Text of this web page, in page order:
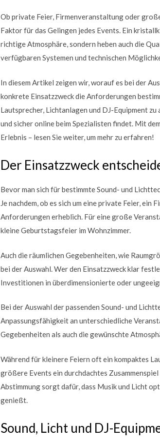
Ob private Feier, Firmenveranstaltung oder
Faktor für das Gelingen jedes Events. Ein
richtige Atmosphäre, sondern heben auch die
verfügbaren Systemen und technischen
In diesem Artikel zeigen wir, worauf es bei der
konkrete Einsatzzweck die Anforderungen
Lautsprecher, Lichtanlagen und DJ-Equipment
und sicher online beim Spezialisten findet. Mit
Erlebnis – lesen Sie weiter, um mehr zu erfahren!
Der Einsatzzweck
Bevor man sich für bestimmte Sound- und
Je nachdem, ob es sich um eine private Feier,
Anforderungen erheblich. Für eine große
kleine Geburtstagsfeier im Wohnzimmer.
Auch die räumlichen Gegebenheiten, wie
bei der Auswahl. Wer den Einsatzzweck klar
Investitionen in überdimensionierte oder
Bei der Auswahl der passenden Sound- und
Anpassungsfähigkeit an unterschiedliche
Gegebenheiten als auch die gewünschte
Während für kleinere Feiern oft ein kompaktes
größere Events ein durchdachtes
Abstimmung sorgt dafür, dass Musik und Licht
genießt.
Sound, Licht und DJ-